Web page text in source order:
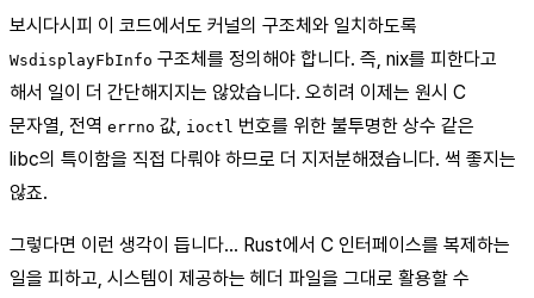
보시다시피 이 코드에서도 커널의 구조체와 일치하도록
WsdisplayFbInfo 구조체를 정의해야 합니다. 즉, nix를 피한다고
해서 일이 더 간단해지지는 않았습니다. 오히려 이제는 원시 C
문자열, 전역 errno 값, ioctl 번호를 위한 불투명한 상수 같은
libc의 특이함을 직접 다뤄야 하므로 더 지저분해졌습니다. 썩 좋지는
않죠.
그렇다면 이런 생각이 듭니다… Rust에서 C 인터페이스를 복제하는
일을 피하고, 시스템이 제공하는 헤더 파일을 그대로 활용할 수